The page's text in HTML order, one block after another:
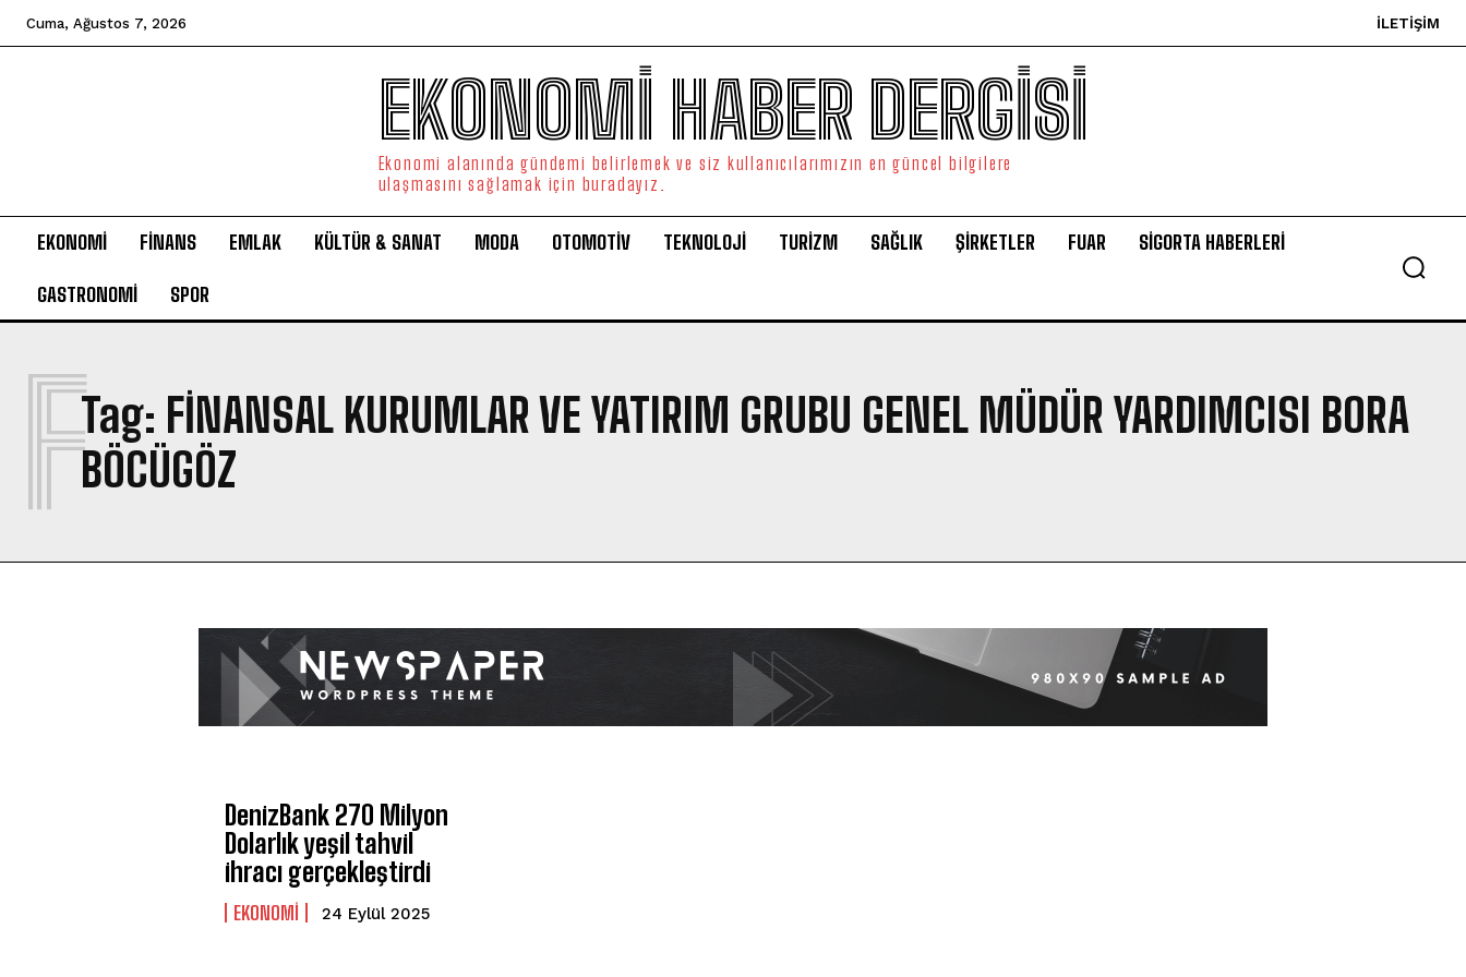
Cuma, Ağustos 7, 2026 İLETIŞIM
EKONOMİ HABER DERGİSİ
Ekonomi alanında gündemi belirlemek ve siz kullanıcılarımızın en güncel bilgilere
ulaşmasını sağlamak için buradayız.
EKONOMİ FİNANS EMLAK KÜLTÜR & SANAT MODA OTOMOTİV TEKNOLOJİ TURİZM SAĞLIK ŞİRKETLER FUAR SİGORTA HABERLERİ
GASTRONOMİ SPOR
Tag: FINANSAL KURUMLAR VE YATIRIM GRUBU GENEL MÜDÜR YARDIMCISI BORA
BÖCÜGÖZ
F
DenizBank 270 Milyon
Dolarlık yeşil tahvil
ihracı gerçekleştirdi
EKONOMİ 24 Eylül 2025